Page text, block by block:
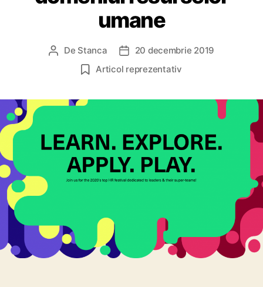
umane
A
r
De Stanca
D
a
o
l
20 decembrie 2019
Articol reprezentativ